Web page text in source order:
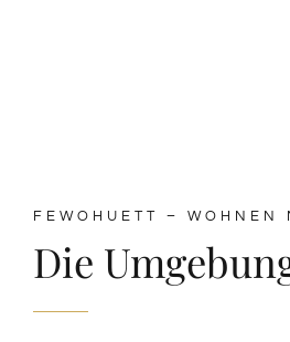
FEWOHUETT – WOHNEN
Die